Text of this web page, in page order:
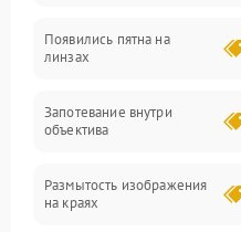
Появились пятна на
линзах
Запотевание внутри
объектива
Размытость изображения
на краях